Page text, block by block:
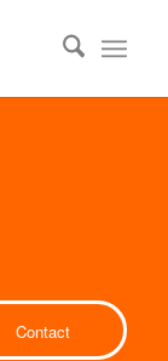
Contact